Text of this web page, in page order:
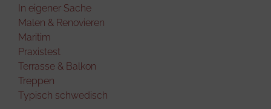
In eigener Sache
Malen & Renovieren
Maritim
Praxistest
Terrasse & Balkon
Treppen
Typisch schwedisch